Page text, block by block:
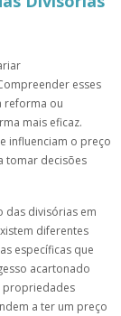
esses
reforma ou
mais eficaz.
influenciam o preço
tomar decisões
das divisórias em
diferentes
específicas que
acartonado
propriedades
a ter um preço